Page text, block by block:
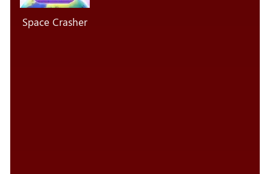
Space Crasher